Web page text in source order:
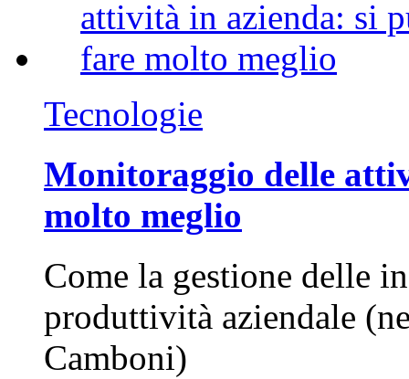
Tecnologie
Monitoraggio delle
molto meglio
Come la gestione delle
produttività aziendale
Camboni)